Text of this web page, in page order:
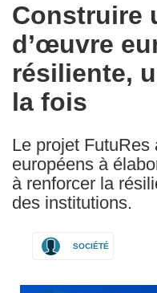
the
following
languages:
Construire
d’œuvre
résiliente,
la fois
Le projet
européens à
à renforcer la
des institutions.
SOCIÉTÉ